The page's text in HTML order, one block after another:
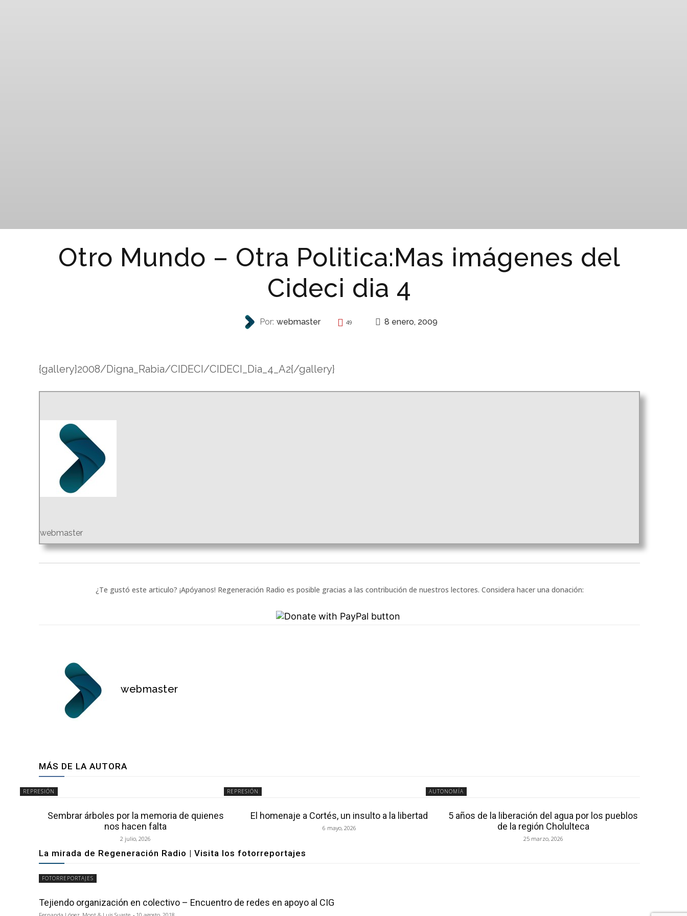
Otro Mundo – Otra Politica:Mas imágenes del
Cideci dia 4
Por: webmaster 49 8 enero, 2009
{gallery}2008/Digna_Rabia/CIDECI/CIDECI_Dia_4_A2{/gallery}
webmaster
¿Te gustó este articulo? ¡Apóyanos! Regeneración Radio es posible gracias a las contribución de nuestros lectores. Considera hacer una donación:
webmaster
MÁS DE LA AUTORA
REPRESIÓN
Sembrar árboles por la memoria de quienes
nos hacen falta
2 julio, 2026
REPRESIÓN
El homenaje a Cortés, un insulto a la libertad
6 mayo, 2026
AUTONOMÍA
5 años de la liberación del agua por los pueblos
de la región Cholulteca
25 marzo, 2026
La mirada de Regeneración Radio | Visita los fotorreportajes
FOTORREPORTAJES
Tejiendo organización en colectivo – Encuentro de redes en apoyo al CIG